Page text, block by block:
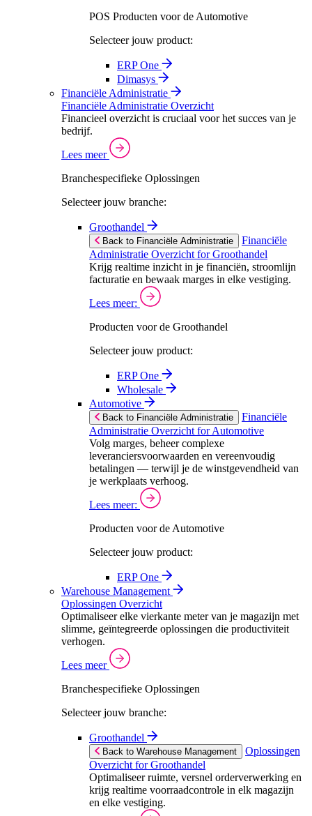
POS Producten voor de Automotive
Selecteer jouw product:
ERP One
Dimasys
Financiële Administratie
Financiële Administratie Overzicht
Financieel overzicht is cruciaal voor het succes van je
bedrijf.
Lees meer
Branchespecifieke Oplossingen
Selecteer jouw branche:
Groothandel
Back to Financiële Administratie
Financiële
Administratie Overzicht for Groothandel
Krijg realtime inzicht in je financiën, stroomlijn
facturatie en bewaak marges in elke vestiging.
Lees meer:
Producten voor de Groothandel
Selecteer jouw product:
ERP One
Wholesale
Automotive
Back to Financiële Administratie
Financiële
Administratie Overzicht for Automotive
Volg marges, beheer complexe
leveranciersvoorwaarden en vereenvoudig
betalingen — terwijl je de winstgevendheid van
je werkplaats verhoog.
Lees meer:
Producten voor de Automotive
Selecteer jouw product:
ERP One
Warehouse Management
Oplossingen Overzicht
Optimaliseer elke vierkante meter van je magazijn met
slimme, geïntegreerde oplossingen die productiviteit
verhogen.
Lees meer
Branchespecifieke Oplossingen
Selecteer jouw branche:
Groothandel
Back to Warehouse Management
Oplossingen
Overzicht for Groothandel
Optimaliseer ruimte, versnel orderverwerking en
krijg realtime voorraadcontrole in elk magazijn
en elke vestiging.